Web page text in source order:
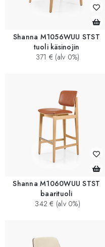
Shanna M1056WUU STST
tuoli käsinojin
371 € (alv 0%)
Shanna M1060WUU STST
baarituoli
342 € (alv 0%)